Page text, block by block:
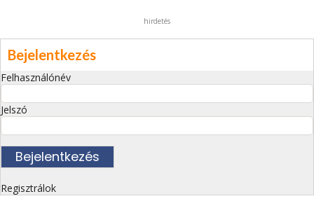
hirdetés
Bejelentkezés
Felhasználónév
Jelszó
Regisztrálok